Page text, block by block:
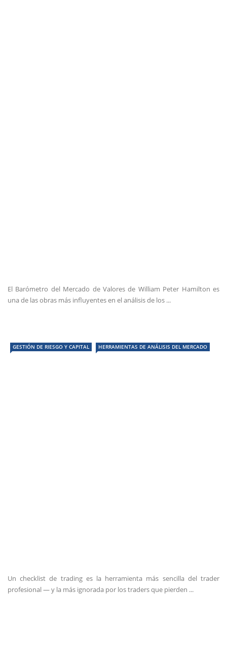
El Barómetro del Mercado de Valores de William Peter Hamilton es
una de las obras más influyentes en el análisis de los ...
GESTIÓN DE RIESGO Y CAPITAL HERRAMIENTAS DE ANÁLISIS DEL MERCADO
Un checklist de trading es la herramienta más sencilla del trader
profesional — y la más ignorada por los traders que pierden ...